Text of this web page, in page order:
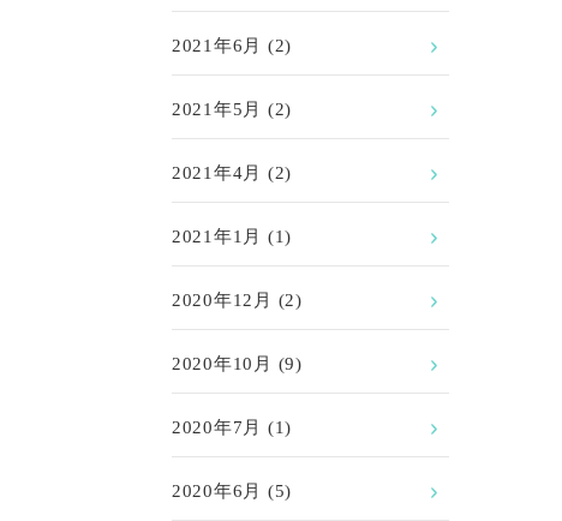
2021年6月 (2)
2021年5月 (2)
2021年4月 (2)
2021年1月 (1)
2020年12月 (2)
2020年10月 (9)
2020年7月 (1)
2020年6月 (5)